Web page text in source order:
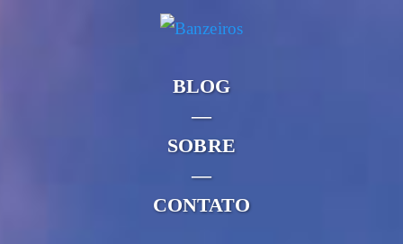
BLOG
—
SOBRE
—
CONTATO